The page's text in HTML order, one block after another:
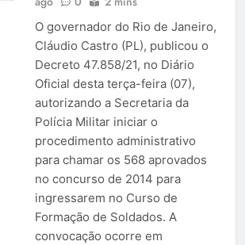
O governador do Rio de Janeiro,
Cláudio Castro (PL), publicou o
Decreto 47.858/21, no Diário
Oficial desta terça-feira (07),
autorizando a Secretaria da
Polícia Militar iniciar o
procedimento administrativo
para chamar os 568 aprovados
no concurso de 2014 para
ingressarem no Curso de
Formação de Soldados. A
convocação ocorre em